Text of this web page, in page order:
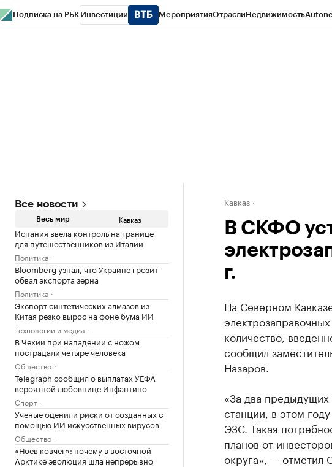
Подписка на РБК Инвестиции МероприятияОтраслиНедвижимость
Все новости
Весь мир Кавказ
Испания ввела контроль на границе
для путешественников из Италии
Политика
Bloomberg узнал, что Украине грозит
обвал экспорта зерна
Политика
Экспорт синтетических алмазов из
Китая резко вырос на фоне бума ИИ
Технологии и медиа
В Чехии при нападении с ножом
пострадали четыре человека
Общество
Telegraph сообщил о выплатах УЕФА
вероятной любовнице Инфантино
Спорт
Ученые оценили риски от созданных с
помощью ИИ искусственных вирусов
Общество
«Ноев ковчег»: почему в восточной
Арктике эволюция шла непрерывно
Кавказ
В СКФО
г.
На Северном
количество,
сообщил
Назаров.
«За два предыдущих
станции, в этом
ЭЗС. Такая
планов от
округа», — отметил